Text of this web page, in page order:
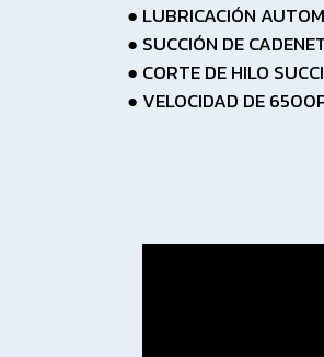
LUBRICACIÓN
SUCCIÓN DE
CORTE DE HILO
VELOCIDAD DE